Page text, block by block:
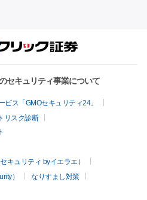
セキュリティ事業について
ス「GMOセキュリティ24」
リスク診断
キュリティ byイエラエ）
）
なりすまし対策